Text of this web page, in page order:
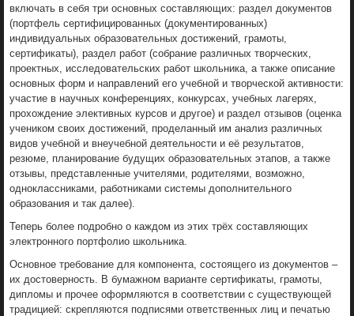
включать в себя три основных составляющих: раздел документов
(портфель сертифицированных (документированных)
индивидуальных образовательных достижений, грамоты,
сертификаты), раздел работ (собрание различных творческих,
проектных, исследовательских работ школьника, а также описание
основных форм и направлений его учебной и творческой активности:
участие в научных конференциях, конкурсах, учебных лагерях,
прохождение элективных курсов и другое) и раздел отзывов (оценка
учеником своих достижений, проделанный им анализ различных
видов учебной и внеучебной деятельности и её результатов,
резюме, планирование будущих образовательных этапов, а также
отзывы, представленные учителями, родителями, возможно,
одноклассниками, работниками системы дополнительного
образования и так далее).
Теперь более подробно о каждом из этих трёх составляющих
электронного портфолио школьника.
Основное требование для компонента, состоящего из документов –
их достоверность. В бумажном варианте сертификаты, грамоты,
дипломы и прочее оформляются в соответствии с существующей
традицией: скрепляются подписями ответственных лиц и печатью